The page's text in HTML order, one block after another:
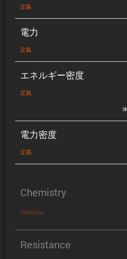
定義
電力
定義
エネルギー密度
定義
電力密度
定義
Chemistry
definition
Resistance